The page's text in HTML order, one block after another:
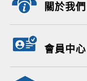
關於我們
會員中心